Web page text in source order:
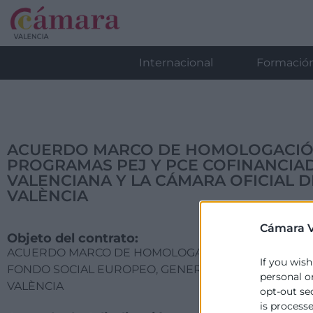
Cámara
If you
personal
opt-out
is
Internacional
ACUERDO MARCO DE
PROGRAMAS PEJ Y PCE
VALENCIANA Y LA CÁMARA OFICIAL
VALÈNCIA
Objeto del contrato:
ACUERDO MARCO DE HOMOLOGACIÓN PARA LA
FONDO SOCIAL EUROPEO, GENERALITAT
VALÈNCIA